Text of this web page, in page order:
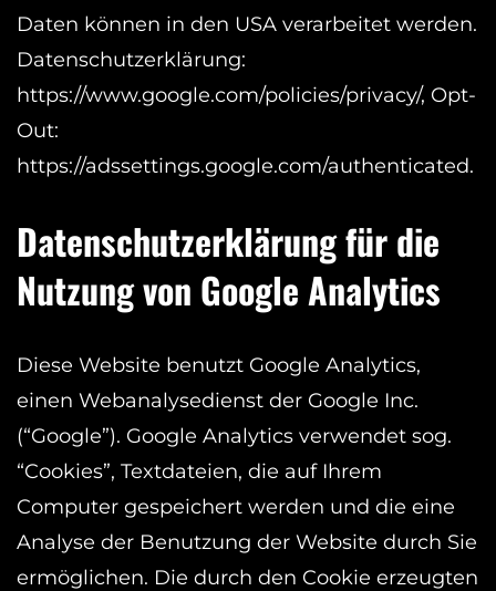
Daten können in den USA verarbeitet werden.
Datenschutzerklärung:
https://www.google.com/policies/privacy/, Opt-
Out:
https://adssettings.google.com/authenticated.
Datenschutzerklärung für die
Nutzung von Google Analytics
Diese Website benutzt Google Analytics,
einen Webanalysedienst der Google Inc.
(“Google”). Google Analytics verwendet sog.
“Cookies”, Textdateien, die auf Ihrem
Computer gespeichert werden und die eine
Analyse der Benutzung der Website durch Sie
ermöglichen. Die durch den Cookie erzeugten